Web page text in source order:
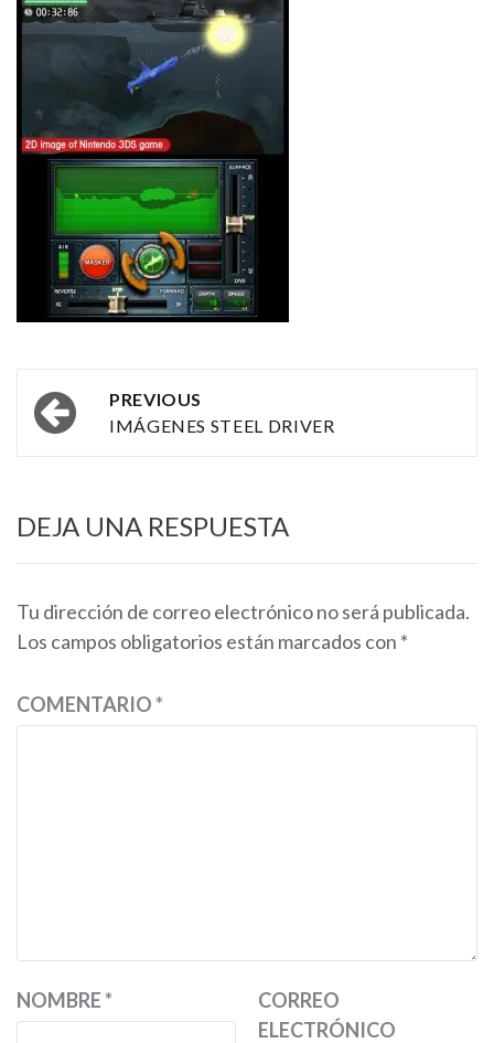
Post
navigation
PREVIOUS
IMÁGENES STEEL DRIVER
DEJA UNA RESPUESTA
Tu dirección de correo electrónico no será publicada.
Los campos obligatorios están marcados con *
COMENTARIO*
NOMBRE*
CORREO
ELECTRÓNICO